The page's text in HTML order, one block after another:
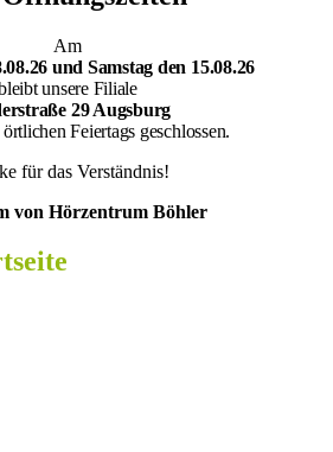
Am
und Samstag den 15.08.26
unsere Filiale
29 Augsburg
Feiertags geschlossen.
für das Verständnis!
von Hörzentrum Böhler